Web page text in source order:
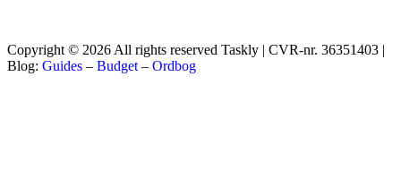
Copyright © 2026 All rights reserved Taskly | CVR-nr. 36351403 |
Blog: Guides – Budget – Ordbog